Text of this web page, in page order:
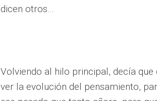
dicen otros…
Volviendo al hilo principal, decía
ver la evolución del pensamiento,